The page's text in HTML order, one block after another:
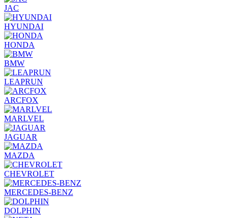
JAC
HYUNDAI
HONDA
BMW
LEAPRUN
ARCFOX
MARLVEL
JAGUAR
MAZDA
CHEVROLET
MERCEDES-BENZ
DOLPHIN